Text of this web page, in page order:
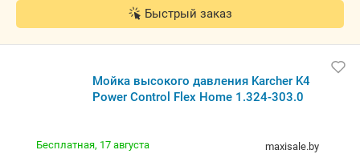
Быстрый заказ
Мойка высокого давления Karcher K4
Power Control Flex Home 1.324-303.0
maxisale.by
Бесплатная, 17 августа